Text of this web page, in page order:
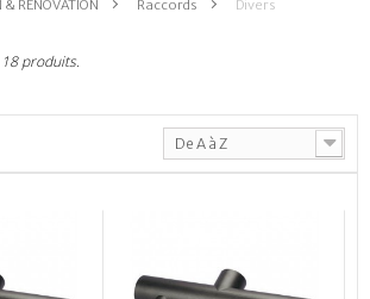
RÉNOVATION > Raccords > Divers
18 produits.
De A à Z